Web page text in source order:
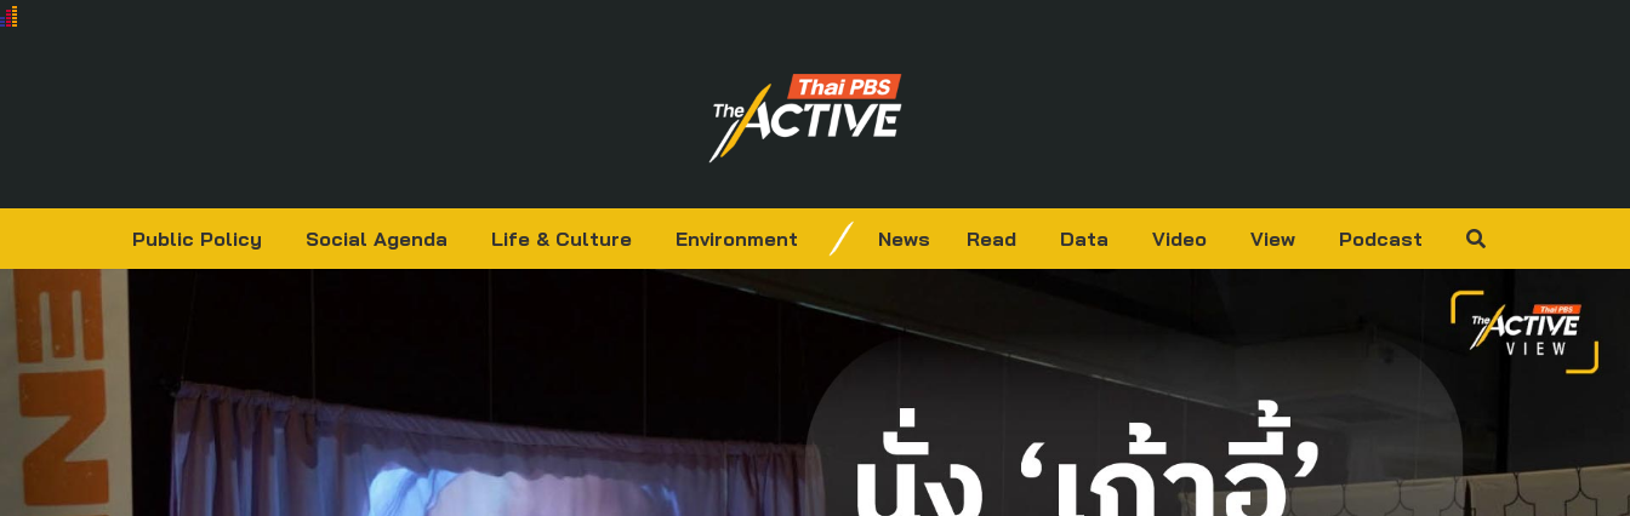
Public Policy Social Agenda Life & Culture Environment News Read Data Video View Podcast